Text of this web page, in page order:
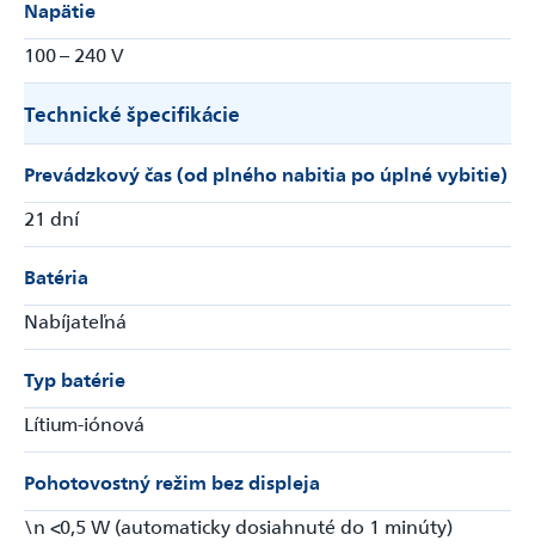
Napätie
100 – 240 V
Technické špecifikácie
Prevádzkový čas (od plného nabitia po úplné vybitie)
21 dní
Batéria
Nabíjateľná
Typ batérie
Lítium-iónová
Pohotovostný režim bez displeja
\n <0,5 W (automaticky dosiahnuté do 1 minúty)